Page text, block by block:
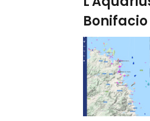
Bonifacio